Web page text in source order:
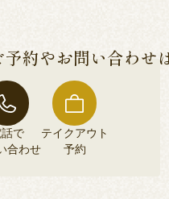
予約やお問い合わせ
話で
合わせ
テイクアウト
予約